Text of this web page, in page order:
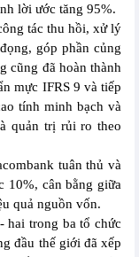
lời ước tăng 95%.
tác thu hồi, xử lý
góp phần củng
cũng đã hoàn thành
mực IFRS 9 và tiếp
tính minh bạch và
quản trị rủi ro theo
tuân thủ và
10%, cân bằng giữa
quả nguồn vốn.
hai trong ba tổ chức
đầu thế giới đã xếp